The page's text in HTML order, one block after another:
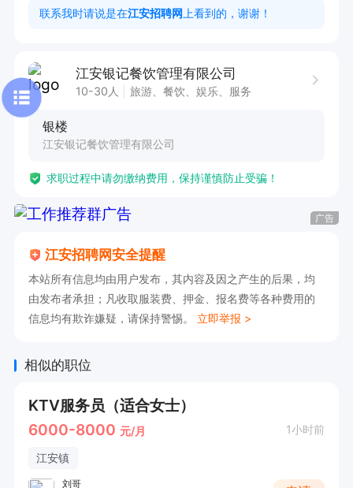
联系我时请说是在江安招聘网 上看到的，谢谢！
江安银记餐饮管理有限公司
10-30人 旅游、餐饮、娱乐、服务
银楼
江安银记餐饮管理有限公司
求职过程中请勿缴纳费用，保持谨慎防止受骗！
广告
江安招聘网安全提醒
本站所有信息均由用户发布，其内容及因之产生的后果，均
由发布者承担；凡收取服装费、押金、报名费等各种费用的
信息均有欺诈嫌疑，请保持警惕。 立即举报 >
相似的职位
KTV服务员（适合女士）
6000-8000 元/月 1小时前
江安镇
刘哥